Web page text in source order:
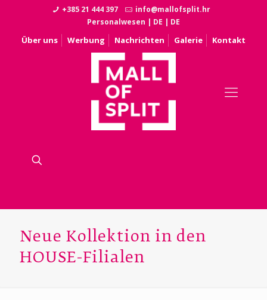
+385 21 444 397
info@mallofsplit.hr
Personalwesen | DE | DE
Über uns Werbung Nachrichten Galerie Kontakt
Neue Kollektion in den
HOUSE-Filialen